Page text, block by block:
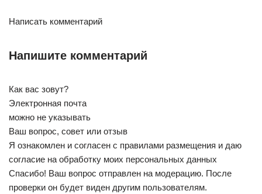
Написать комментарий
Напишите комментарий
Как вас зовут?
Электронная почта
можно не указывать
Ваш вопрос, совет или отзыв
Я ознакомлен и согласен с правилами размещения и даю
согласие на обработку моих персональных данных
Спасибо! Ваш вопрос отправлен на модерацию. После
проверки он будет виден другим пользователям.